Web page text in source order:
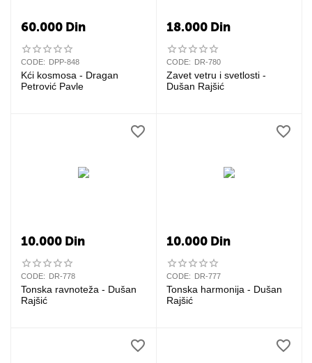
60.000 Din
CODE: DPP-848
Kći kosmosa - Dragan
Petrović Pavle
18.000 Din
CODE: DR-780
Zavet vetru i svetlosti -
Dušan Rajšić
10.000 Din
CODE: DR-778
Tonska ravnoteža - Dušan
Rajšić
10.000 Din
CODE: DR-777
Tonska harmonija - Dušan
Rajšić